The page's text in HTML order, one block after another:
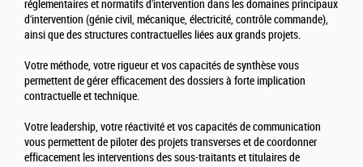
réglementaires et normatifs d'intervention dans les domaines principaux
d'intervention (génie civil, mécanique, électricité, contrôle commande),
ainsi que des structures contractuelles liées aux grands projets.
Votre méthode, votre rigueur et vos capacités de synthèse vous
permettent de gérer efficacement des dossiers à forte implication
contractuelle et technique.
Votre leadership, votre réactivité et vos capacités de communication
vous permettent de piloter des projets transverses et de coordonner
efficacement les interventions des sous-traitants et titulaires de